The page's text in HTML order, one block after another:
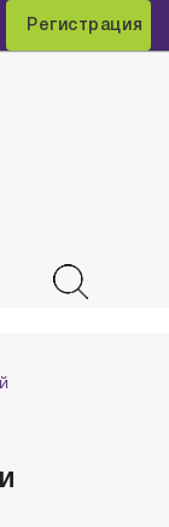
Регистрация